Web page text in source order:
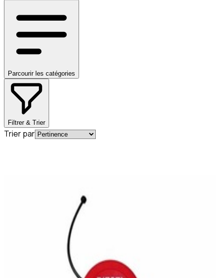
Parcourir les catégories
Filtrer & Trier
Trier par